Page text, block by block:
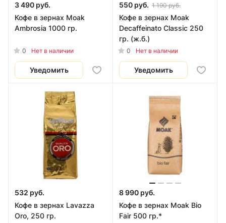
3 490 руб.
Кофе в зернах Moak
Ambrosia 1000 гр.
0 Нет в наличии
Уведомить
550 руб. 1 190 руб.
Кофе в зернах Moak
Decaffeinato Classic 250
гр. (ж.б.)
0 Нет в наличии
Уведомить
532 руб.
Кофе в зернах Lavazza
Oro, 250 гр.
8 990 руб.
Кофе в зернах Moak Bio
Fair 500 гр.*